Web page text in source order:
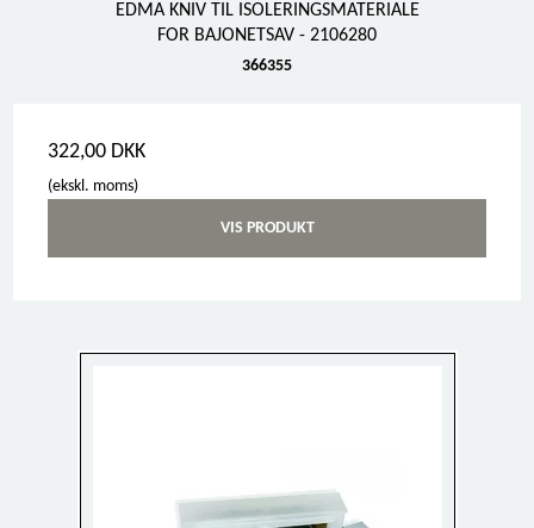
EDMA KNIV TIL ISOLERINGSMATERIALE
FOR BAJONETSAV - 2106280
366355
322,00 DKK
(ekskl. moms)
VIS PRODUKT